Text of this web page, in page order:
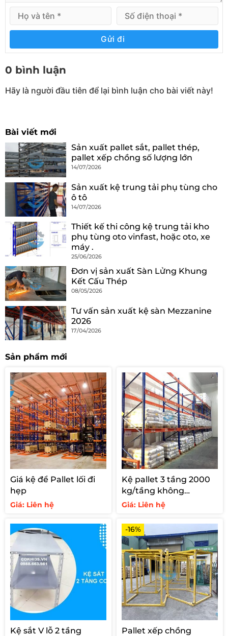
Gửi đi
0 bình luận
Hãy là người đầu tiên để lại bình luận cho bài viết này!
Bài viết mới
Sản xuất pallet sắt, pallet thép,
pallet xếp chồng số lượng lớn
14/07/2026
Sản xuất kệ trung tải phụ tùng cho
ô tô
14/07/2026
Thiết kế thi công kệ trung tải kho
phụ tùng oto vinfast, hoặc oto, xe
máy .
25/06/2026
Đơn vị sản xuất Sàn Lửng Khung
Kết Cấu Thép
08/05/2026
Tư vấn sản xuất kệ sàn Mezzanine
2026
17/04/2026
Sản phẩm mới
Giá kệ để Pallet lối đi
hẹp
Giá: Liên hệ
Kệ pallet 3 tầng 2000
kg/tầng không
support
Giá: Liên hệ
Kệ sắt V lỗ 2 tầng
-16%
Pallet xếp chồng